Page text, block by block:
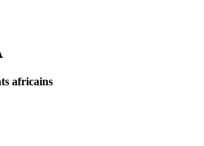
africains